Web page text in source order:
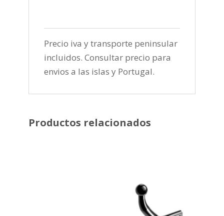
Precio iva y transporte peninsular
incluidos. Consultar precio para
envios a las islas y Portugal.
Productos relacionados